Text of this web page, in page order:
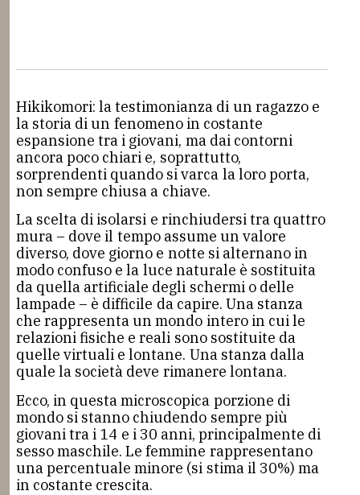
Hikikomori: la testimonianza di un ragazzo e
la storia di un fenomeno in costante
espansione tra i giovani, ma dai contorni
ancora poco chiari e, soprattutto,
sorprendenti quando si varca la loro porta,
non sempre chiusa a chiave.
La scelta di isolarsi e rinchiudersi tra quattro
mura – dove il tempo assume un valore
diverso, dove giorno e notte si alternano in
modo confuso e la luce naturale è sostituita
da quella artificiale degli schermi o delle
lampade – è difficile da capire. Una stanza
che rappresenta un mondo intero in cui le
relazioni fisiche e reali sono sostituite da
quelle virtuali e lontane. Una stanza dalla
quale la società deve rimanere lontana.
Ecco, in questa microscopica porzione di
mondo si stanno chiudendo sempre più
giovani tra i 14 e i 30 anni, principalmente di
sesso maschile. Le femmine rappresentano
una percentuale minore (si stima il 30%) ma
in costante crescita.